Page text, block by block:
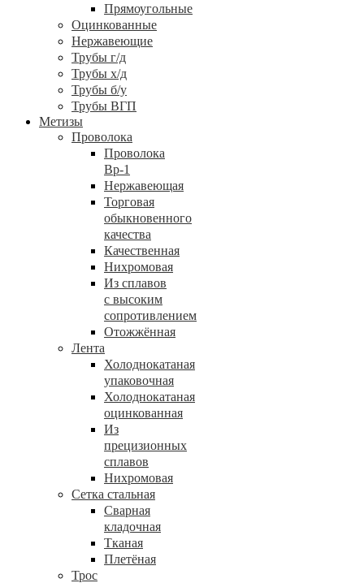
Прямоугольные
Оцинкованные
Нержавеющие
Трубы г/д
Трубы х/д
Трубы б/у
Трубы ВГП
Метизы
Проволока
Проволока
Вр-1
Нержавеющая
Торговая
обыкновенного
качества
Качественная
Нихромовая
Из сплавов
с высоким
сопротивлением
Отожжённая
Лента
Холоднокатаная
упаковочная
Холоднокатаная
оцинкованная
Из
прецизионных
сплавов
Нихромовая
Сетка стальная
Сварная
кладочная
Тканая
Плетёная
Трос